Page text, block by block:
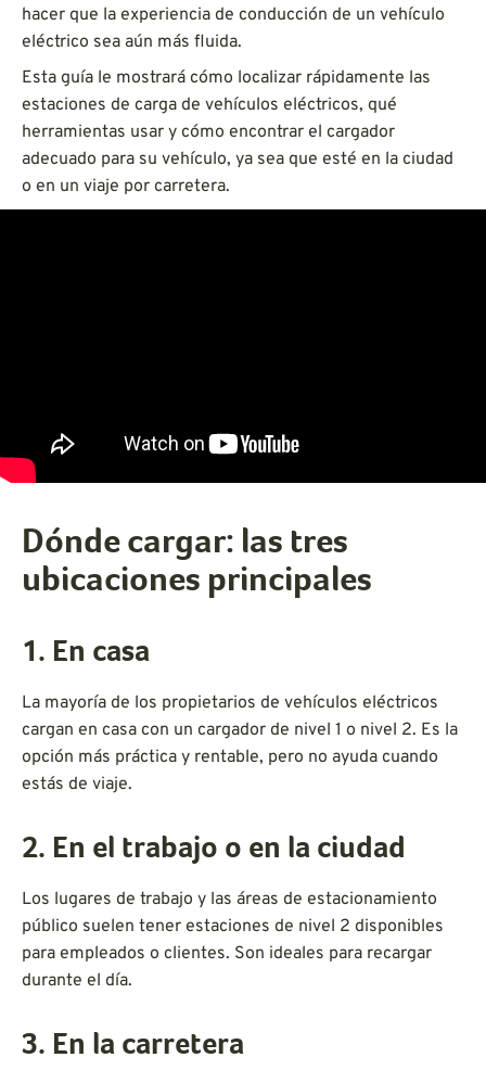
hacer que la experiencia de conducción de un vehículo
eléctrico sea aún más fluida.
Esta guía le mostrará cómo localizar rápidamente las
estaciones de carga de vehículos eléctricos, qué
herramientas usar y cómo encontrar el cargador
adecuado para su vehículo, ya sea que esté en la ciudad
o en un viaje por carretera.
Dónde cargar: las tres
ubicaciones principales
1. En casa
La mayoría de los propietarios de vehículos eléctricos
cargan en casa con un cargador de nivel 1 o nivel 2. Es la
opción más práctica y rentable, pero no ayuda cuando
estás de viaje.
2. En el trabajo o en la ciudad
Los lugares de trabajo y las áreas de estacionamiento
público suelen tener estaciones de nivel 2 disponibles
para empleados o clientes. Son ideales para recargar
durante el día.
3. En la carretera